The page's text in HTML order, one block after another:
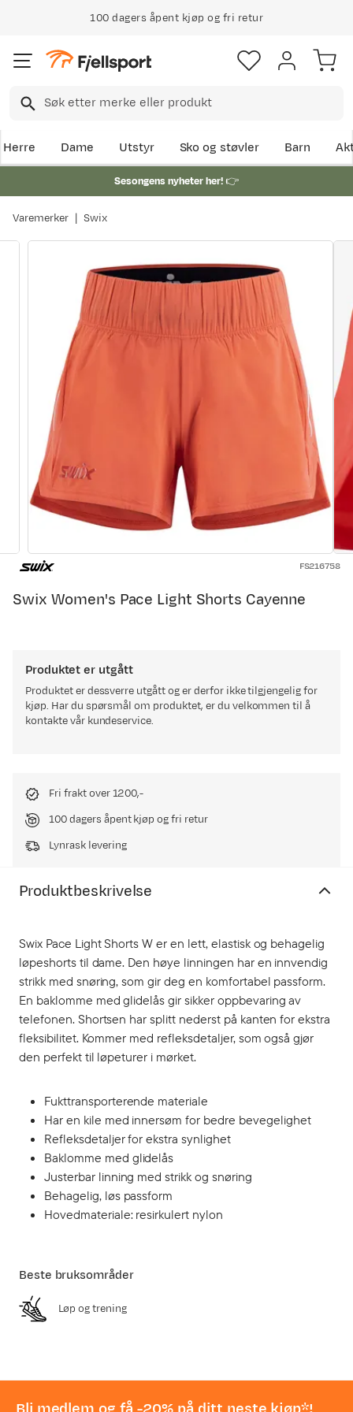
100 dagers åpent kjøp og fri retur
Herre Dame Utstyr Sko og støvler Barn
Sesongens nyheter her!👉
Varemerker Swix
FS216758
Swix Women's Pace Light Shorts Cayenne
Produktet er utgått
Produktet er dessverre utgått og er derfor ikke tilgjengelig for
kjøp. Har du spørsmål om produktet, er du velkommen til å
kontakte vår kundeservice.
Fri frakt over 1200,-
100 dagers åpent kjøp og fri retur
Lynrask levering
Produktbeskrivelse
Swix Pace Light Shorts W er en lett, elastisk og behagelig
løpeshorts til dame. Den høye linningen har en innvendig
strikk med snøring, som gir deg en komfortabel passform.
En baklomme med glidelås gir sikker oppbevaring av
telefonen. Shortsen har splitt nederst på kanten for ekstra
fleksibilitet. Kommer med refleksdetaljer, som også gjør
den perfekt til løpeturer i mørket.
Fukttransporterende materiale
Har en kile med innersøm for bedre bevegelighet
Refleksdetaljer for ekstra synlighet
Baklomme med glidelås
Justerbar linning med strikk og snøring
Behagelig, løs passform
Hovedmateriale: resirkulert nylon
Beste bruksområder
Løp og trening